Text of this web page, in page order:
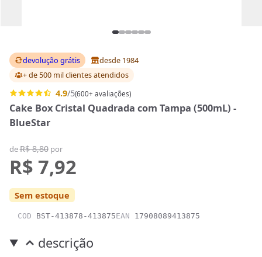
devolução grátis
desde 1984
+ de 500 mil clientesatendidos
4.9/5(600+ avaliações)
Cake Box Cristal Quadrada com Tampa (500mL) -
BlueStar
deR$ 8,80por
R$ 7,92
Sem estoque
COD BST-413878-413875EAN 17908089413875
descrição